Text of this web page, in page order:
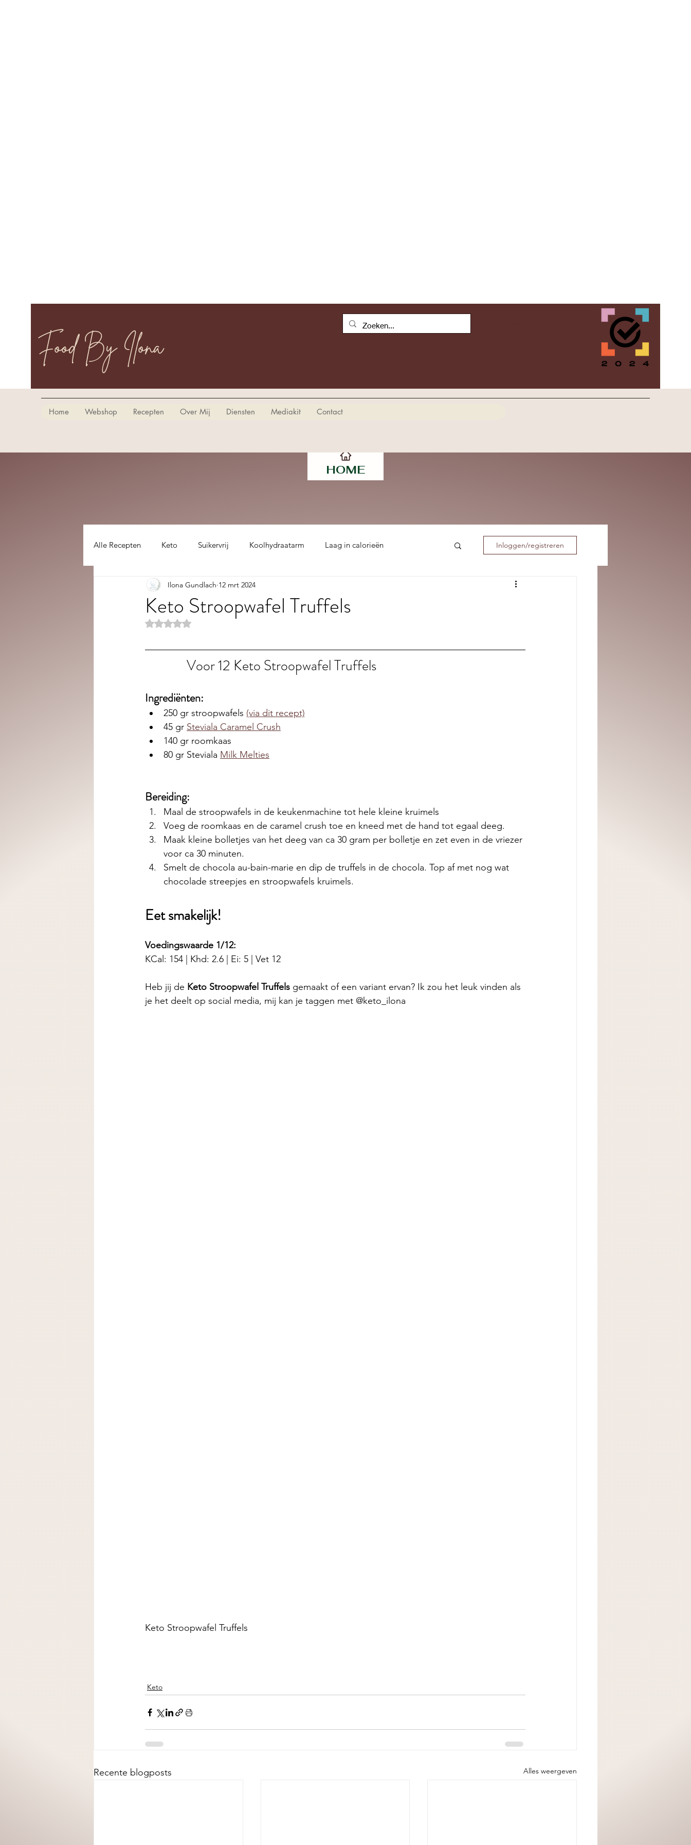
Food By Ilona
Home Webshop Recepten Over Mij Diensten Mediakit Contact
HOME
Alle Recepten Keto Suikervrij Koolhydraatarm Laag in calorieën
Lekker gezellig :) hoofdgerecht
Inloggen/registreren
Keto Stroopwafel Truffels
Ilona Gundlach 12 mrt 2024
Beoordeeld met NaN uit 5 sterren.
Voor 12 Keto Stroopwafel Truffels
Ingrediënten:
250 gr stroopwafels (via dit recept)
45 gr Steviala Caramel Crush
140 gr roomkaas
80 gr Steviala Milk Melties
Bereiding:
Maal de stroopwafels in de keukenmachine tot hele kleine kruimels
Voeg de roomkaas en de caramel crush toe en kneed met de hand tot egaal deeg.
Maak kleine bolletjes van het deeg van ca 30 gram per bolletje en zet even in de vriezer
voor ca 30 minuten.
Smelt de chocola au-bain-marie en dip de truffels in de chocola. Top af met nog wat
chocolade streepjes en stroopwafels kruimels.
Eet smakelijk!
Voedingswaarde 1/12:
KCal: 154 | Khd: 2.6 | Ei: 5 | Vet 12
Heb jij de Keto Stroopwafel Truffels gemaakt of een variant ervan? Ik zou het leuk vinden als
je het deelt op social media, mij kan je taggen met @keto_ilona
Keto Stroopwafel Truffels
Keto
Recente blogposts Alles weergeven